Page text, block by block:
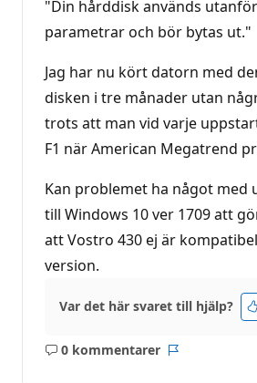
"Din hårddisk används
parametrar och bör bytas ut."
Jag har nu kört datorn med
disken i tre månader utan
trots att man vid varje
F1 när American Megatrend
Kan problemet ha något med
till Windows 10 ver 1709 att
att Vostro 430 ej är
version.
Var det här svaret till hjälp?
0 kommentarer
Inga